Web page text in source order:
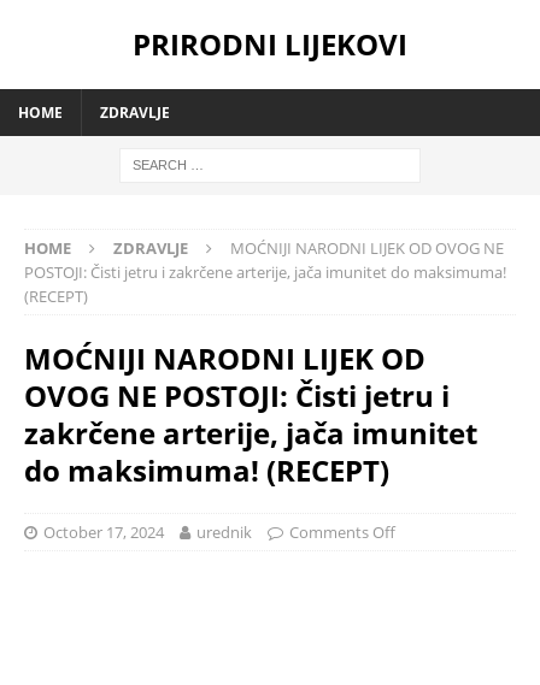
PRIRODNI LIJEKOVI
HOME ZDRAVLJE
HOME ZDRAVLJE
MOĆNIJI NARODNI LIJEK OD OVOG NE
POSTOJI: Čisti jetru i zakrčene arterije, jača imunitet do maksimuma!
(RECEPT)
MOĆNIJI NARODNI LIJEK OD
OVOG NE POSTOJI: Čisti jetru i
zakrčene arterije, jača imunitet
do maksimuma! (RECEPT)
October 17, 2024 urednik Comments Off